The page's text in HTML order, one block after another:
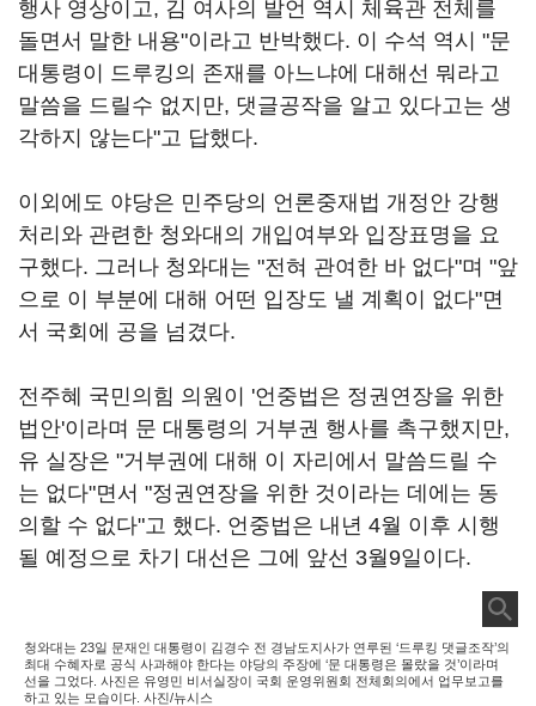
행사 영상이고, 김 여사의 발언 역시 체육관 전체를
돌면서 말한 내용"이라고 반박했다. 이 수석 역시 "문
대통령이 드루킹의 존재를 아느냐에 대해선 뭐라고
말씀을 드릴수 없지만, 댓글공작을 알고 있다고는 생
각하지 않는다"고 답했다.
이외에도 야당은 민주당의 언론중재법 개정안 강행
처리와 관련한 청와대의 개입여부와 입장표명을 요
구했다. 그러나 청와대는 "전혀 관여한 바 없다"며 "앞
으로 이 부분에 대해 어떤 입장도 낼 계획이 없다"면
서 국회에 공을 넘겼다.
전주혜 국민의힘 의원이 '언중법은 정권연장을 위한
법안'이라며 문 대통령의 거부권 행사를 촉구했지만,
유 실장은 "거부권에 대해 이 자리에서 말씀드릴 수
는 없다"면서 "정권연장을 위한 것이라는 데에는 동
의할 수 없다"고 했다. 언중법은 내년 4월 이후 시행
될 예정으로 차기 대선은 그에 앞선 3월9일이다.
청와대는 23일 문재인 대통령이 김경수 전 경남도지사가 연루된 ‘드루킹 댓글조작’의
최대 수혜자로 공식 사과해야 한다는 야당의 주장에 ‘문 대통령은 몰랐을 것’이라며
선을 그었다. 사진은 유영민 비서실장이 국회 운영위원회 전체회의에서 업무보고를
하고 있는 모습이다. 사진/뉴시스